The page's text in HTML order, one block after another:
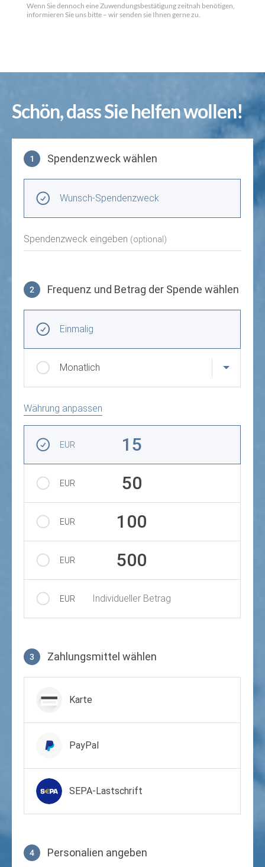
Wenn Sie dennoch eine Zuwendungsbestätigung zeitnah benötigen,
informieren Sie uns bitte – wir senden sie Ihnen gerne zu.
Schön, dass Sie helfen wollen!
1 Spendenzweck wählen
Wunsch-Spendenzweck
Spendenzweck eingeben (optional)
2 Frequenz und Betrag der Spende wählen
Einmalig
Monatlich
Währung anpassen
EUR 15
EUR 50
EUR 100
EUR 500
EUR Individueller Betrag
3 Zahlungsmittel wählen
Karte
PayPal
SEPA-Lastschrift
4 Personalien angeben